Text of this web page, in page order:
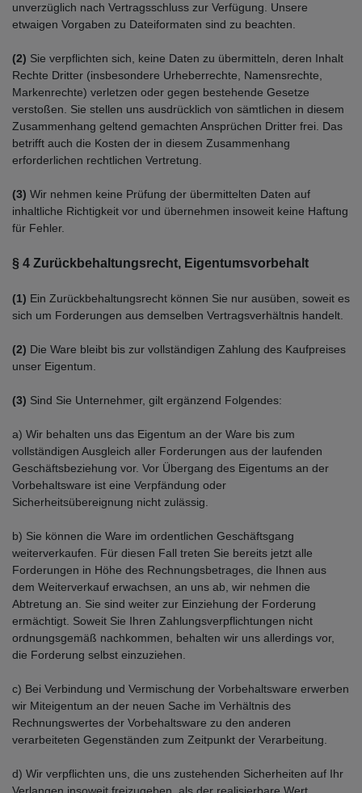
unverzüglich nach Vertragsschluss zur Verfügung. Unsere
etwaigen Vorgaben zu Dateiformaten sind zu beachten.
(2) Sie verpflichten sich, keine Daten zu übermitteln, deren Inhalt
Rechte Dritter (insbesondere Urheberrechte, Namensrechte,
Markenrechte) verletzen oder gegen bestehende Gesetze
verstoßen. Sie stellen uns ausdrücklich von sämtlichen in diesem
Zusammenhang geltend gemachten Ansprüchen Dritter frei. Das
betrifft auch die Kosten der in diesem Zusammenhang
erforderlichen rechtlichen Vertretung.
(3) Wir nehmen keine Prüfung der übermittelten Daten auf
inhaltliche Richtigkeit vor und übernehmen insoweit keine Haftung
für Fehler.
§ 4 Zurückbehaltungsrecht, Eigentumsvorbehalt
(1) Ein Zurückbehaltungsrecht können Sie nur ausüben, soweit es
sich um Forderungen aus demselben Vertragsverhältnis handelt.
(2) Die Ware bleibt bis zur vollständigen Zahlung des Kaufpreises
unser Eigentum.
(3) Sind Sie Unternehmer, gilt ergänzend Folgendes:
a) Wir behalten uns das Eigentum an der Ware bis zum
vollständigen Ausgleich aller Forderungen aus der laufenden
Geschäftsbeziehung vor. Vor Übergang des Eigentums an der
Vorbehaltsware ist eine Verpfändung oder
Sicherheitsübereignung nicht zulässig.
b) Sie können die Ware im ordentlichen Geschäftsgang
weiterverkaufen. Für diesen Fall treten Sie bereits jetzt alle
Forderungen in Höhe des Rechnungsbetrages, die Ihnen aus
dem Weiterverkauf erwachsen, an uns ab, wir nehmen die
Abtretung an. Sie sind weiter zur Einziehung der Forderung
ermächtigt. Soweit Sie Ihren Zahlungsverpflichtungen nicht
ordnungsgemäß nachkommen, behalten wir uns allerdings vor,
die Forderung selbst einzuziehen.
c) Bei Verbindung und Vermischung der Vorbehaltsware erwerben
wir Miteigentum an der neuen Sache im Verhältnis des
Rechnungswertes der Vorbehaltsware zu den anderen
verarbeiteten Gegenständen zum Zeitpunkt der Verarbeitung.
d) Wir verpflichten uns, die uns zustehenden Sicherheiten auf Ihr